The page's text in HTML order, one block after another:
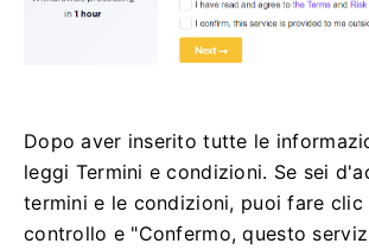
Dopo aver inserito tutte le
leggi Termini e condizioni. Se sei
termini e le condizioni, puoi fare clic
controllo e "Confermo, questo